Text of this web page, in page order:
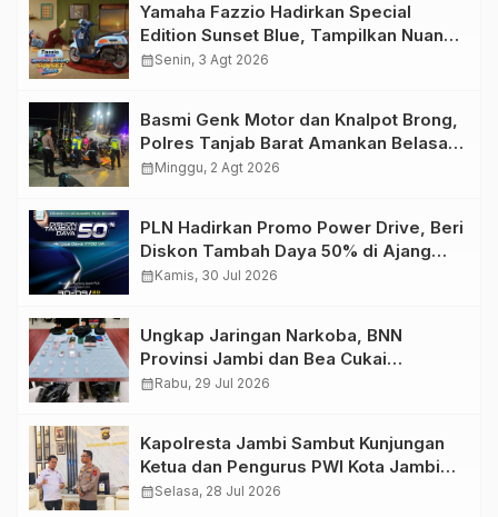
Yamaha Fazzio Hadirkan Special
Edition Sunset Blue, Tampilkan Nuansa
Retro Summer yang Semakin Skena
calendar_monthSenin, 3 Agt 2026
Basmi Genk Motor dan Knalpot Brong,
Polres Tanjab Barat Amankan Belasan
Kendaraan
calendar_monthMinggu, 2 Agt 2026
PLN Hadirkan Promo Power Drive, Beri
Diskon Tambah Daya 50% di Ajang
GIIAS 2026
calendar_monthKamis, 30 Jul 2026
Ungkap Jaringan Narkoba, BNN
Provinsi Jambi dan Bea Cukai
Amankan Sembilan Pelaku beserta
calendar_monthRabu, 29 Jul 2026
Kapolresta Jambi Sambut Kunjungan
Ketua dan Pengurus PWI Kota Jambi
Perkuat Sinergi dan Kolaborasi
calendar_monthSelasa, 28 Jul 2026